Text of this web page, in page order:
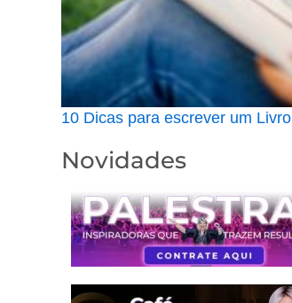
10 Dicas para escrever um Livro
Novidades